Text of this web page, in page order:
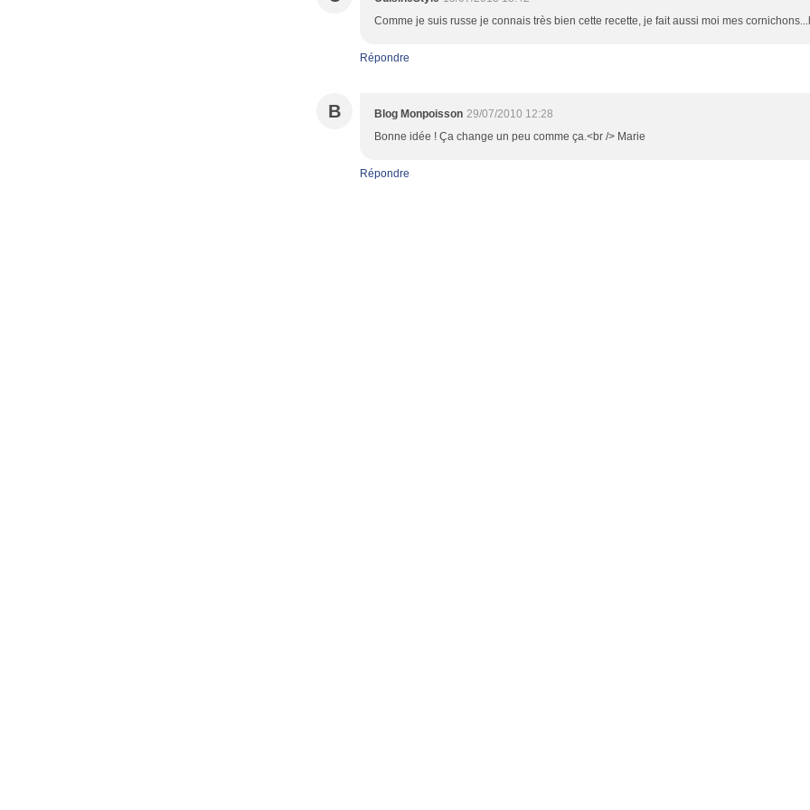
Comme je suis russe je connais très bien cette recette, je fait aussi moi mes
Répondre
B Blog Monpoisson 29/07/2010 12:28
Bonne idée ! Ça change un peu comme ça.<br /> Marie
Répondre